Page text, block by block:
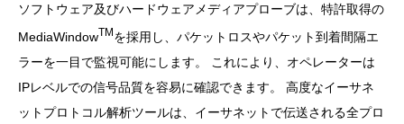
ソフトウェア及びハードウェアメディアプローブは、特許取得の
MediaWindowTM を採用し、パケットロスやパケット到着間隔エ
ラーを一目で監視可能にします。 これにより、オペレーターは
IPレベルでの信号品質を容易に確認できます。 高度なイーサネ
ットプロトコル解析ツールは、イーサネットで伝送される全プロ